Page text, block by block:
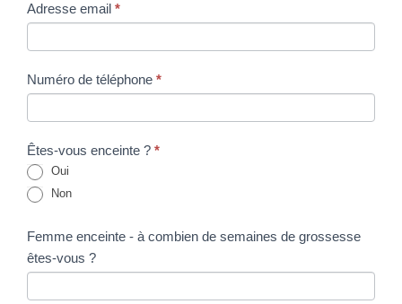
Adresse email *
Numéro de téléphone *
Êtes-vous enceinte ? *
Oui
Non
Femme enceinte - à combien de semaines de grossesse
êtes-vous ?